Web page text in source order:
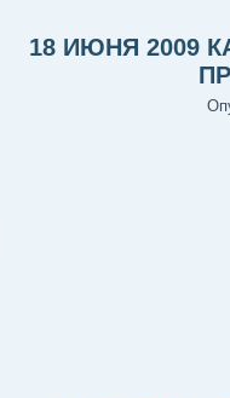
18 ИЮНЯ 2009